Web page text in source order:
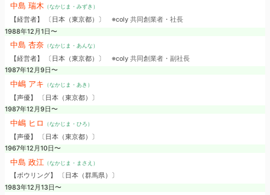
中島 瑞木 （なかじま・みずき）
【経営者】 〔日本（東京都）〕 ※coly 共同創業者・社長
1988年12月1日〜
中島 杏奈（なかじま・あんな）
【経営者】 〔日本（東京都）〕 ※coly 共同創業者・副社長
1987年12月9日〜
中嶋 アキ （なかじま・あき）
【声優】 〔日本（東京都）〕
1987年12月9日〜
中嶋 ヒロ （なかじま・ひろ）
【声優】 〔日本（東京都）〕
1967年12月10日〜
中島 政江 （なかじま・まさえ）
【ボウリング】 〔日本（群馬県）〕
1983年12月13日〜